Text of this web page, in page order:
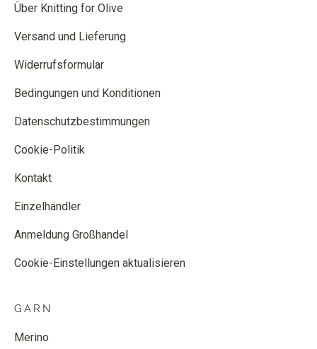
Über Knitting for Olive
Versand und Lieferung
Widerrufsformular
Bedingungen und Konditionen
Datenschutzbestimmungen
Cookie-Politik
Kontakt
Einzelhändler
Anmeldung Großhandel
Cookie-Einstellungen aktualisieren
GARN
Merino